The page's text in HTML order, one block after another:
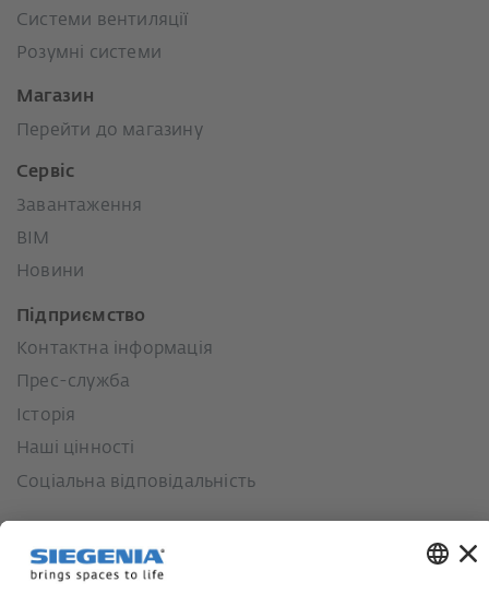
Системи вентиляції
Розумні системи
Магазин
Перейти до магазину
Сервіс
Завантаження
BIM
Новини
Підприємство
Контактна інформація
Прес-служба
Історія
Наші цінності
Соціальна відповідальність